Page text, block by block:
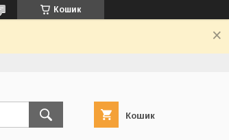
Кошик
Кошик